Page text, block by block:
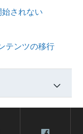
始されない
テンツの移行